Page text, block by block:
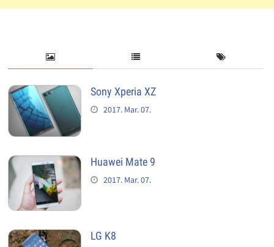
Sony Xperia XZ
2017. Mar. 07.
Huawei Mate 9
2017. Mar. 07.
LG K8